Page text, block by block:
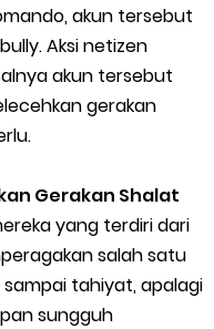
Mudah
Perlu Kamu Ketahui
dan Mobil 2023
Biasa dan Upgrade
Shopeepay
Resi Gosend
akun tersebut
Aksi netizen
akun tersebut
gerakan
Gerakan Shalat
yang terdiri dari
salah satu
sampai tahiyat, apalagi
sungguh